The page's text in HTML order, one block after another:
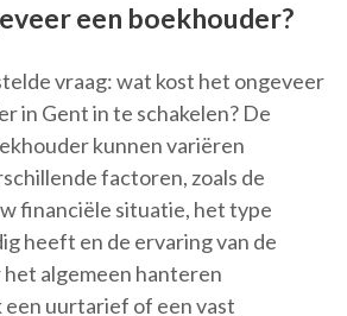
een boekhouder?
vraag: wat kost het ongeveer
in Gent in te schakelen? De
kunnen variëren
factoren, zoals de
financiële situatie, het type
heeft en de ervaring van de
algemeen hanteren
een uurtarief of een vast